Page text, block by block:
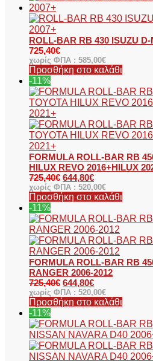
ROLL-BAR RB 430 ISUZU D-
725,40€
χωρίς ΦΠΑ : 585,00€
Προσθήκη στο καλάθι
-11%
FORMULA ROLL-BAR RB
HILUX REVO 2016+HILUX
725,40€ 644,80€
χωρίς ΦΠΑ : 520,00€
Προσθήκη στο καλάθι
-11%
FORMULA ROLL-BAR RB
RANGER 2006-2012
725,40€ 644,80€
χωρίς ΦΠΑ : 520,00€
Προσθήκη στο καλάθι
-11%